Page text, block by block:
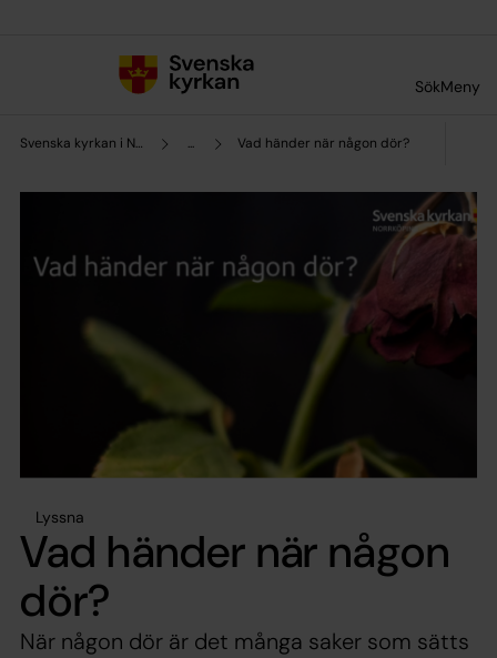
SökMeny
Svenska kyrkan i Norrköping ... Vad händer när någon dör?
Lyssna
Vad händer när någon
dör?
När någon dör är det många saker som sätts